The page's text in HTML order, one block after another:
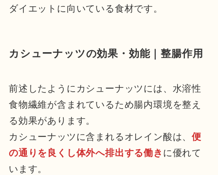
ダイエットに向いている食材です。
カシューナッツの効果・効能｜整腸作用
前述したようにカシューナッツには、水溶性
食物繊維が含まれているため腸内環境を整え
る効果があります。
カシューナッツに含まれるオレイン酸は、便
の通りを良くし体外へ排出する働き に優れて
います。